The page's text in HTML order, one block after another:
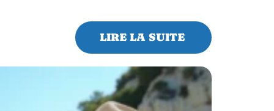
LIRE LA SUITE